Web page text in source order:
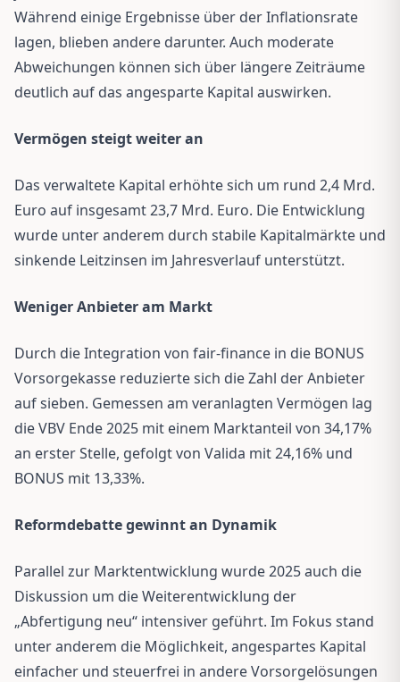
Während einige Ergebnisse über der Inflationsrate
lagen, blieben andere darunter. Auch moderate
Abweichungen können sich über längere Zeiträume
deutlich auf das angesparte Kapital auswirken.
Vermögen steigt weiter an
Das verwaltete Kapital erhöhte sich um rund 2,4 Mrd.
Euro auf insgesamt 23,7 Mrd. Euro. Die Entwicklung
wurde unter anderem durch stabile Kapitalmärkte und
sinkende Leitzinsen im Jahresverlauf unterstützt.
Weniger Anbieter am Markt
Durch die Integration von fair-finance in die BONUS
Vorsorgekasse reduzierte sich die Zahl der Anbieter
auf sieben. Gemessen am veranlagten Vermögen lag
die VBV Ende 2025 mit einem Marktanteil von 34,17%
an erster Stelle, gefolgt von Valida mit 24,16% und
BONUS mit 13,33%.
Reformdebatte gewinnt an Dynamik
Parallel zur Marktentwicklung wurde 2025 auch die
Diskussion um die Weiterentwicklung der
„Abfertigung neu“ intensiver geführt. Im Fokus stand
unter anderem die Möglichkeit, angespartes Kapital
einfacher und steuerfrei in andere Vorsorgelösungen